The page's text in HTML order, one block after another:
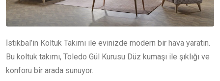
İstikbal’in Koltuk Takımı ile evinizde modern bir hava yaratın.
Bu koltuk takımı, Toledo Gül Kurusu Düz kumaşı ile şıklığı ve
konforu bir arada sunuyor.